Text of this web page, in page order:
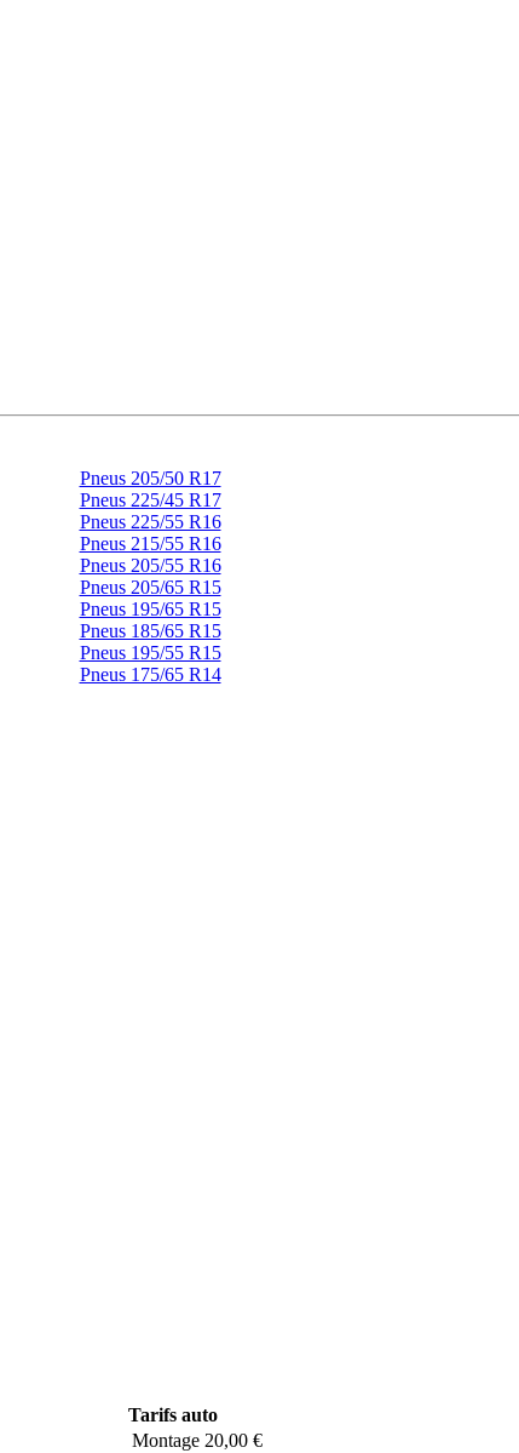
Pneus 205/50 R17
Pneus 225/45 R17
Pneus 225/55 R16
Pneus 215/55 R16
Pneus 205/55 R16
Pneus 205/65 R15
Pneus 195/65 R15
Pneus 185/65 R15
Pneus 195/55 R15
Pneus 175/65 R14
Tarifs auto
Montage 20,00 €